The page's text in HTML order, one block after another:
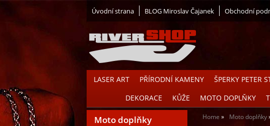
LASER ART PŘÍRODNÍ KAMENY ŠPERKY PETER
DEKORACE
KŮŽE MOTO DOPLŇKY
Úvodní strana BLOG Miroslav Čajanek Obchodní
Home Moto doplňky
Moto doplňky